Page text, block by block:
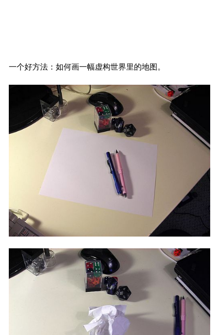
一个好方法：如何画一幅虚构世界里的地图。